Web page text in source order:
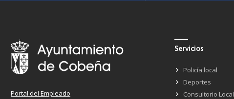
Portal del Empleado
Servicios
Policía local
Deportes
Consultorio Local